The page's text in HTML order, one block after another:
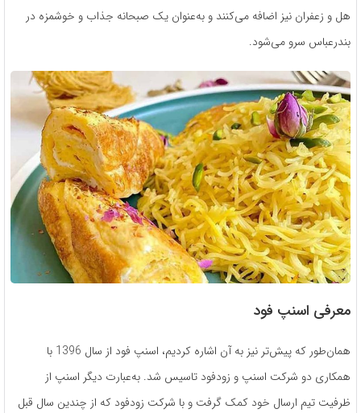
هل و زعفران نیز اضافه می‌کنند و به‌عنوان یک صبحانه جذاب و خوشمزه در
بندرعباس سرو می‌شود.
معرفی اسنپ فود
همان‌طور که پیش‌تر نیز به آن اشاره کردیم، اسنپ فود از سال 1396 با
همکاری دو شرکت اسنپ و زودفود تاسیس شد. به‌عبارت‌ دیگر اسنپ از
ظرفیت تیم ارسال خود کمک گرفت و با شرکت زودفود که از چندین سال قبل